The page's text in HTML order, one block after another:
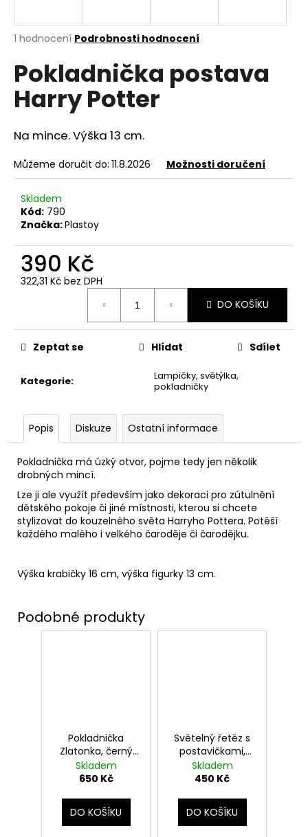
Průměrné
produktu
je
5,0
hvězdiček.
1 hodnocení Podrobnosti hodnocení
Pokladnička postava
Harry Potter
Na mince. Výška 13 cm.
Můžeme doručit do: 11.8.2026 Možnosti doručení
Skladem
Kód: 790
Značka:Plastoy
390 Kč
322,31 Kč bez DPH
DO KOŠÍKU
Kategorie:
Lampičky, světýlka,
pokladničky
Zeptat se Hlídat Sdílet
Popis Diskuze Ostatní informace
Pokladnička má úzký otvor, pojme tedy jen několik
drobných mincí.
Lze ji ale využít především jako dekoraci pro zútulnění
dětského pokoje či jiné místnosti, kterou si chcete
stylizovat do kouzelného světa Harryho Pottera. Potěší
každého malého i velkého čaroděje či čarodějku.
Výška krabičky 16 cm, výška figurky 13 cm.
Pokladnička
Zlatonka, černý
podstavec, Harry
Potter
Skladem
650 Kč
DO KOŠÍKU
Světelný řetěz s
postavičkami,
Harry Potter
Skladem
450 Kč
DO KOŠÍKU
j
t
?
HLEDAT
D
o
p
o
u
e
e
MÍCHACÍ
HRNEK
HŮLKOU,
HARRY
POTTER
599
Kč